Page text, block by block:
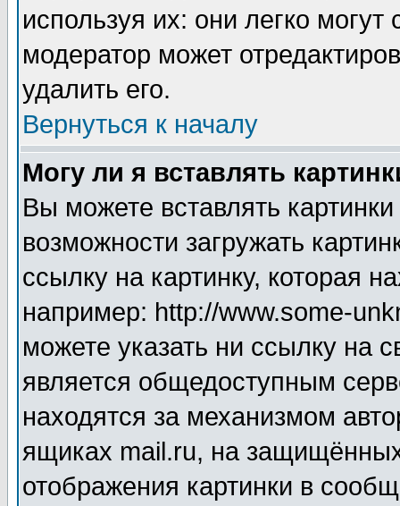
используя их: они легко
модератор может
удалить его.
Вернуться к началу
Могу ли я вставлять
Вы можете вставлять
возможности загружать
ссылку на картинку, которая
например: http://www.some-
можете указать ни ссылку на
является общедоступным
находятся за механизмом
ящиках mail.ru, на
отображения картинки в